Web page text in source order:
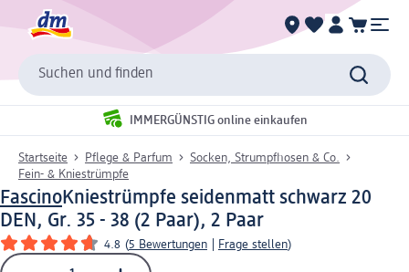
Suchen und finden
IMMERGÜNSTIG online einkaufen
Startseite Pflege & Parfum
Socken, Strumpfhosen & Co.
Fein- & Kniestrümpfe
FascinoKniestrümpfe seidenmatt schwarz 20
DEN, Gr. 35 - 38 (2 Paar), 2 Paar
4.8 (5 Bewertungen Frage stellen)